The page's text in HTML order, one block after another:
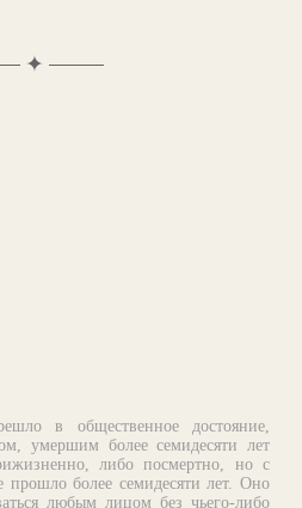
✦
в общественное достояние,
умершим более семидесяти лет
либо посмертно, но с
прошло более семидесяти лет. Оно
любым лицом без чьего-либо